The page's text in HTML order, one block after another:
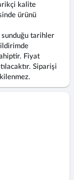
kalite
ürünü
sunduğu tarihler
Fiyat
Siparişi